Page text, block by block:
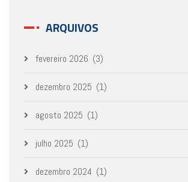
ARQUIVOS
fevereiro 2026 (3)
dezembro 2025 (1)
agosto 2025 (1)
julho 2025 (1)
dezembro 2024 (1)